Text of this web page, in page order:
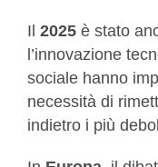
Il 2025 è stato
l’innovazione
sociale hanno
necessità di
indietro i più